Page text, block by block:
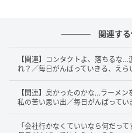
関連す
【関連】コンタクトよ、落ちるな
れ？／毎日がんばっていきる、えら
【関連】臭かったのかな…ラーメ
私の苦い思い出／毎日がんばってい
「会社行かなくていいなら何だっ